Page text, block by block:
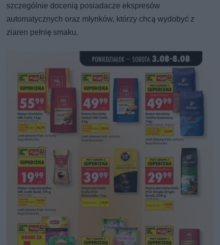
szczególnie docenią posiadacze ekspresów
automatycznych oraz młynków, którzy chcą wydobyć z
ziaren pełnię smaku.